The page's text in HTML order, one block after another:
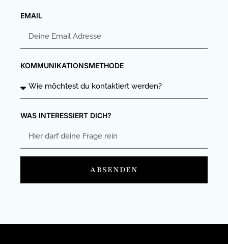
EMAIL
KOMMUNIKATIONSMETHODE
WAS INTERESSIERT DICH?
ABSENDEN